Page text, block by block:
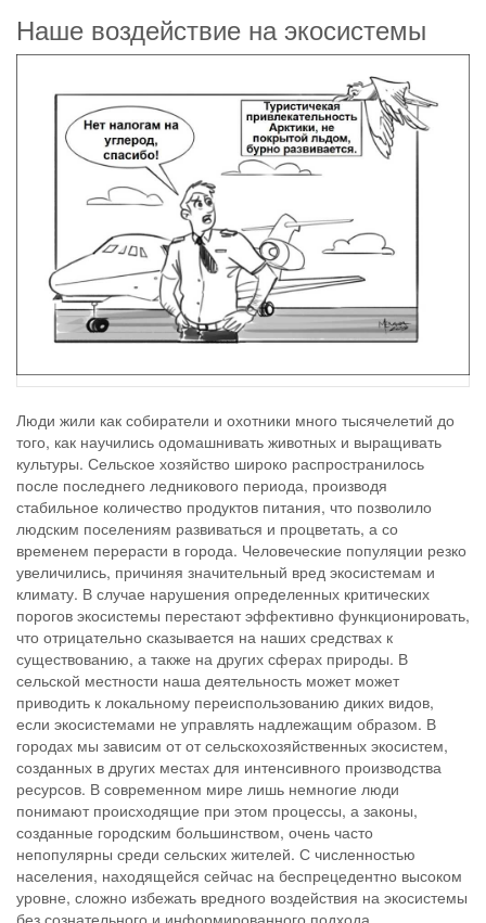
Наше воздействие на экосистемы
Люди жили как собиратели и охотники много тысячелетий до
того, как научились одомашнивать животных и выращивать
культуры. Сельское хозяйство широко распространилось
после последнего ледникового периода, производя
стабильное количество продуктов питания, что позволило
людским поселениям развиваться и процветать, а со
временем перерасти в города. Человеческие популяции резко
увеличились, причиняя значительный вред экосистемам и
климату. В случае нарушения определенных критических
порогов экосистемы перестают эффективно функционировать,
что отрицательно сказывается на наших средствах к
существованию, а также на других сферах природы. В
сельской местности наша деятельность может может
приводить к локальному переиспользованию диких видов,
если экосистемами не управлять надлежащим образом. В
городах мы зависим от от сельскохозяйственных экосистем,
созданных в других местах для интенсивного производства
ресурсов. В современном мире лишь немногие люди
понимают происходящие при этом процессы, а законы,
созданные городским большинством, очень часто
непопулярны среди сельских жителей. С численностью
населения, находящейся сейчас на беспрецедентно высоком
уровне, сложно избежать вредного воздействия на экосистемы
без сознательного и информированного подхода,